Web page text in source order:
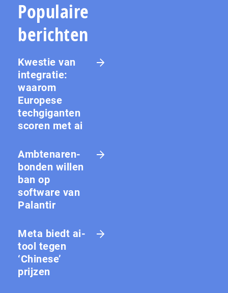
Populaire
berichten
Kwestie van
integratie:
waarom
Europese
techgiganten
scoren met ai
Amb­te­na­ren­
bon­den willen
ban op
software van
Palantir
Meta biedt ai-
tool tegen
‘Chinese’
prijzen